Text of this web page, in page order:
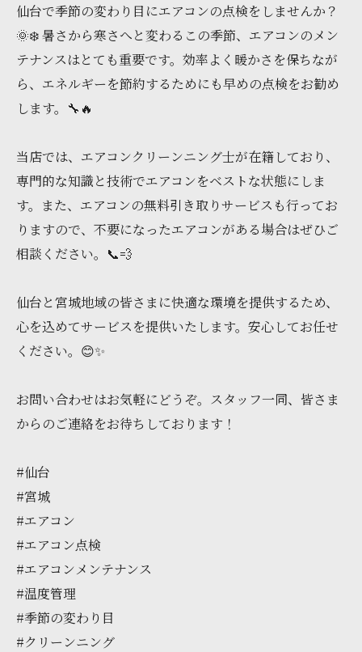
仙台で季節の変わり目にエアコンの点検をしませんか？
🌞❄️ 暑さから寒さへと変わるこの季節、エアコンのメン
テナンスはとても重要です。効率よく暖かさを保ちなが
ら、エネルギーを節約するためにも早めの点検をお勧め
します。🔧🔥
当店では、エアコンクリーンニング士が在籍しており、
専門的な知識と技術でエアコンをベストな状態にしま
す。また、エアコンの無料引き取りサービスも行ってお
りますので、不要になったエアコンがある場合はぜひご
相談ください。📞💨
仙台と宮城地域の皆さまに快適な環境を提供するため、
心を込めてサービスを提供いたします。安心してお任せ
ください。😊✨
お問い合わせはお気軽にどうぞ。スタッフ一同、皆さま
からのご連絡をお待ちしております！
#仙台
#宮城
#エアコン
#エアコン点検
#エアコンメンテナンス
#温度管理
#季節の変わり目
#クリーンニング